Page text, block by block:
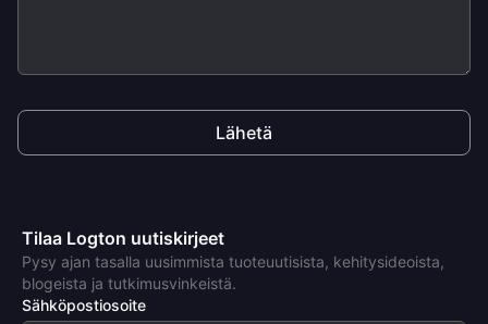
Lähetä
Tilaa Logton uutiskirjeet
Pysy ajan tasalla uusimmista tuoteuutisista, kehitysideoista,
blogeista ja tutkimusvinkeistä.
Sähköpostiosoite